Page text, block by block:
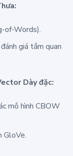
of-Words).
giá tầm quan
Dày đặc:
mô hình CBOW
GloVe.